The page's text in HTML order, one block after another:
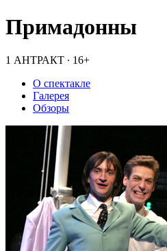
Примадонны
1 АНТРАКТ ∙ 16+
О спектакле
Галерея
Обзоры